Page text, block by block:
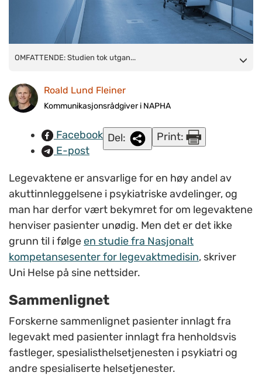
OMFATTENDE: Studien tok utgangspunkt i informasjon om
treårsperiode. Illustrasjonsfoto: www.colourbox.no.
OMFATTENDE: Studien tok utgan...
Roald Lund Fleiner
Kommunikasjonsrådgiver i NAPHA
Facebook
E-post
Del: Print:
Legevaktene er ansvarlige for en høy andel av
akuttinnleggelsene i psykiatriske avdelinger, og
man har derfor vært bekymret for om legevaktene
henviser pasienter unødig. Men det er det ikke
grunn til i følgeen studie fra Nasjonalt
kompetansesenter for legevaktmedisin, skriver
Uni Helse på sine nettsider.
Sammenlignet
Forskerne sammenlignet pasienter innlagt fra
legevakt med pasienter innlagt fra henholdsvis
fastleger, spesialisthelsetjenesten i psykiatri og
andre spesialiserte helsetjenester.